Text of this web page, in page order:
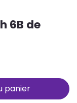
6B de
panier